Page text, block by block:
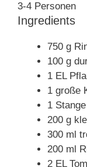
3-4 Personen
Ingredients
750 g
100 g
1 EL
1 große
1
200 g
300 ml
200 ml
2 EL